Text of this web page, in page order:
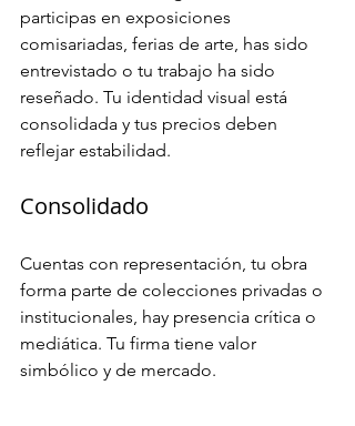
participas en exposiciones
comisariadas, ferias de arte, has sido
entrevistado o tu trabajo ha sido
reseñado. Tu identidad visual está
consolidada y tus precios deben
reflejar estabilidad.
Consolidado
Cuentas con representación, tu obra
forma parte de colecciones privadas o
institucionales, hay presencia crítica o
mediática. Tu firma tiene valor
simbólico y de mercado.